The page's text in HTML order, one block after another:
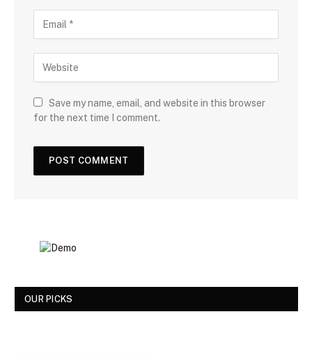
Save my name, email, and website in this browser
for the next time I comment.
OUR PICKS